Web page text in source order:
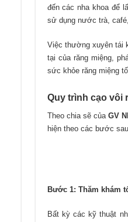
đến các nha khoa để
sử dụng nước trà,
Việc thường xuyên tái
tại của răng miệng,
sức khỏe răng miệng
Quy trình cạo vôi
Theo chia sẽ của GV
hiện theo các bước
Bước 1: Thăm khám
Bất kỳ các kỹ thuật